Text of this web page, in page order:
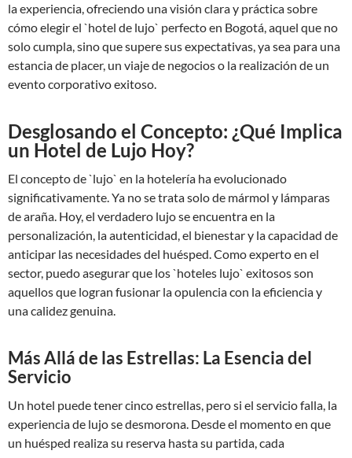
la experiencia, ofreciendo una visión clara y práctica sobre
cómo elegir el `hotel de lujo` perfecto en Bogotá, aquel que no
solo cumpla, sino que supere sus expectativas, ya sea para una
estancia de placer, un viaje de negocios o la realización de un
evento corporativo exitoso.
Desglosando el Concepto: ¿Qué Implica
un Hotel de Lujo Hoy?
El concepto de `lujo` en la hotelería ha evolucionado
significativamente. Ya no se trata solo de mármol y lámparas
de araña. Hoy, el verdadero lujo se encuentra en la
personalización, la autenticidad, el bienestar y la capacidad de
anticipar las necesidades del huésped. Como experto en el
sector, puedo asegurar que los `hoteles lujo` exitosos son
aquellos que logran fusionar la opulencia con la eficiencia y
una calidez genuina.
Más Allá de las Estrellas: La Esencia del
Servicio
Un hotel puede tener cinco estrellas, pero si el servicio falla, la
experiencia de lujo se desmorona. Desde el momento en que
un huésped realiza su reserva hasta su partida, cada